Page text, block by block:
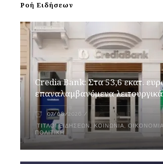
Ροή Ειδήσεων
Credia Bank: Στα 53,6 εκατ.
επαναλαμβανόμενα
07/08/2026
ΤΊΤΛΟΙ ΕΙΔΉΣΕΩΝ , ΚΟΙΝΩΝΊΑ,ΟΙΚΟΝΟΜΊΑ
ΠΟΛΙΤΙΚΉ